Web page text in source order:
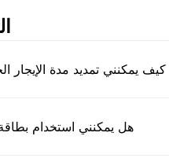
كيف يمكنني تمديد مدة الإيجار
هل يمكنني استخدام